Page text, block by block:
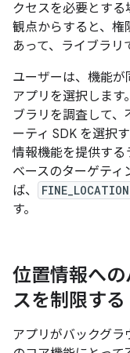
クセスを必要とす
観点からすると、権
あって、ライブラリ
ユーザーは、機能
アプリを選択します
ブラリを調査して
ーティ SDK を選択
情報機能を提供す
ベースのターゲテ
ば、
FINE_LOCATION
す。
位置情報へ
スを制限する
アプリがバックグラ